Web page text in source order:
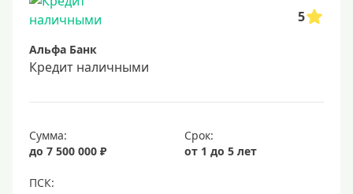
5
Альфа Банк
Кредит наличными
Сумма:
до 7 500 000 ₽
Срок:
от 1 до 5 лет